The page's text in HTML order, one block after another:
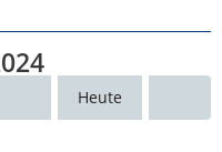
Heute